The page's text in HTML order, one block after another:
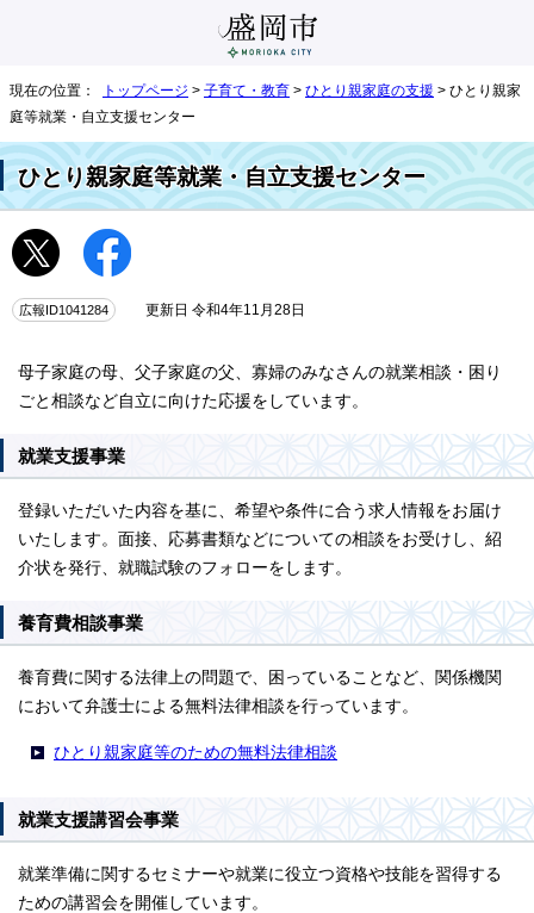
現在の位置： トップページ > 子育て・教育 > ひとり親家庭の支援 > ひとり親家
庭等就業・自立支援センター
ひとり親家庭等就業・自立支援センター
広報ID1041284 更新日 令和4年11月28日
母子家庭の母、父子家庭の父、寡婦のみなさんの就業相談・困り
ごと相談など自立に向けた応援をしています。
就業支援事業
登録いただいた内容を基に、希望や条件に合う求人情報をお届け
いたします。面接、応募書類などについての相談をお受けし、紹
介状を発行、就職試験のフォローをします。
養育費相談事業
養育費に関する法律上の問題で、困っていることなど、関係機関
において弁護士による無料法律相談を行っています。
ひとり親家庭等のための無料法律相談
就業支援講習会事業
就業準備に関するセミナーや就業に役立つ資格や技能を習得する
ための講習会を開催しています。